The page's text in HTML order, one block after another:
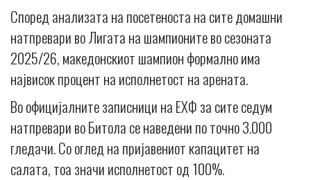
Според анализата на посетеноста на сите домашни
натпревари во Лигата на шампионите во сезоната
2025/26, македонскиот шампион формално има
највисок процент на исполнетост на арената.
Во официјалните записници на ЕХФ за сите седум
натпревари во Битола се наведени по точно 3.000
гледачи. Со оглед на пријавениот капацитет на
салата, тоа значи исполнетост од 100%.